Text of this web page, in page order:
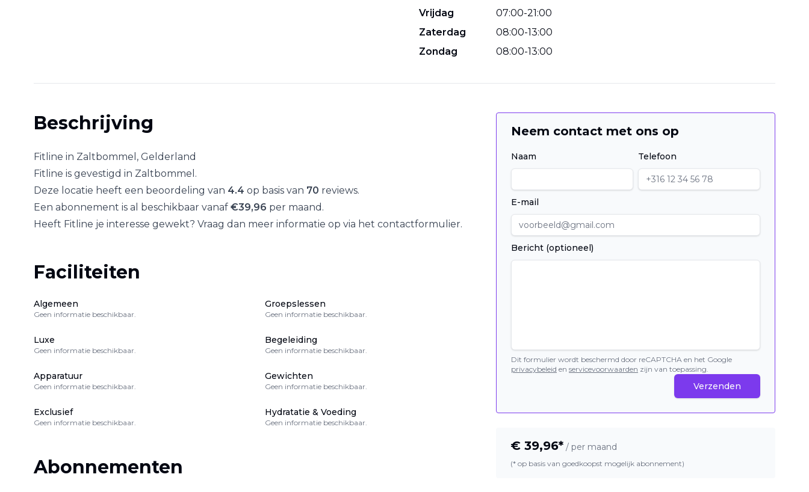
Vrijdag
07:00-21:00
Zaterdag
08:00-13:00
Zondag
08:00-13:00
Beschrijving
Fitline in Zaltbommel , Gelderland
Fitline is gevestigd in Zaltbommel .
Deze locatie heeft een beoordeling van 4.4 op basis van 70 reviews.
Een abonnement is al beschikbaar vanaf €39,96 per maand.
Heeft Fitline je interesse gewekt? Vraag dan meer informatie op via het contactformulier.
Faciliteiten
Algemeen
Geen informatie beschikbaar.
Groepslessen
Geen informatie beschikbaar.
Luxe
Geen informatie beschikbaar.
Begeleiding
Geen informatie beschikbaar.
Apparatuur
Geen informatie beschikbaar.
Gewichten
Geen informatie beschikbaar.
Exclusief
Geen informatie beschikbaar.
Hydratatie & Voeding
Geen informatie beschikbaar.
Abonnementen
Neem contact met ons op
Naam Telefoon
E-mail
Bericht (optioneel)
Dit formulier wordt beschermd door reCAPTCHA en het Google
privacybeleid en servicevoorwaarden zijn van toepassing.
Verzenden
€ 39,96* / per maand
(* op basis van goedkoopst mogelijk abonnement)